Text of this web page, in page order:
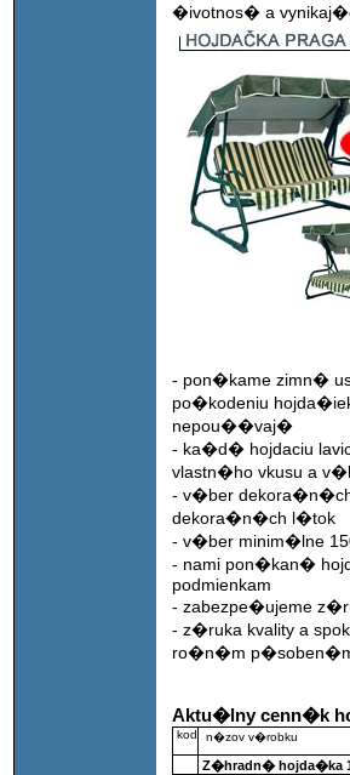
�ivotnos� a
- pon�kame zimn�
po�kodeniu
nepou��vaj�
- ka�d� hojdaciu
vlastn�ho vkusu a
- v�ber
dekora�n�ch l�tok
- v�ber minim�lne
- nami pon�kan�
podmienkam
- zabezpe�ujeme
- z�ruka kvality a
ro�n�m
Aktu�lny cenn�k
kod n�zov v�robku
Z�hradn� hojda�ka